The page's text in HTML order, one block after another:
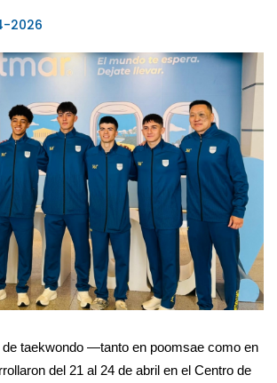
2026
de taekwondo —tanto en poomsae como en
del 21 al 24 de abril en el Centro de